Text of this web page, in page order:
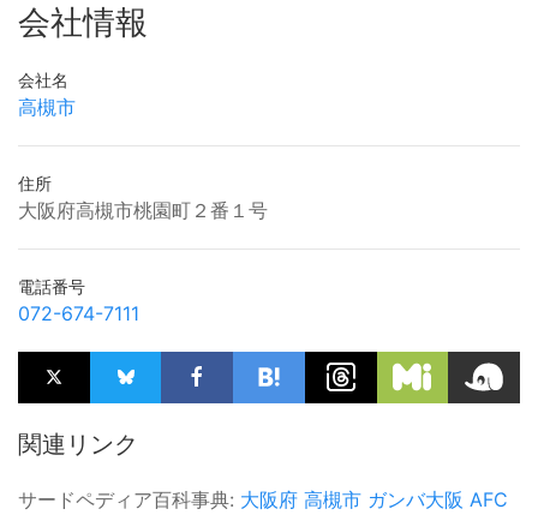
会社情報
会社名
高槻市
住所
大阪府高槻市桃園町２番１号
電話番号
072-674-7111
関連リンク
サードペディア百科事典: 大阪府 高槻市 ガンバ大阪 AFC